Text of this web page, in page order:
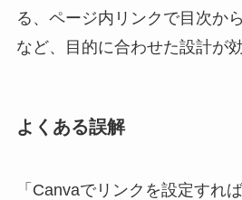
る、ページ内リンクで目次か
など、目的に合わせた設計が
よくある誤解
「Canvaでリンクを設定すれ